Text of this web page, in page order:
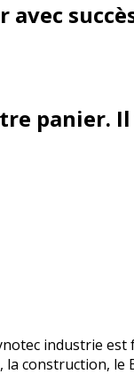
panier.
industrie
la construction,